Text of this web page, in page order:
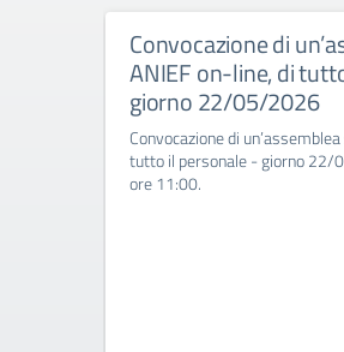
Convocazione di
ANIEF on-line, di
giorno 22/05/2026
Convocazione di
tutto il personale - giorno 22/
ore 11:00.